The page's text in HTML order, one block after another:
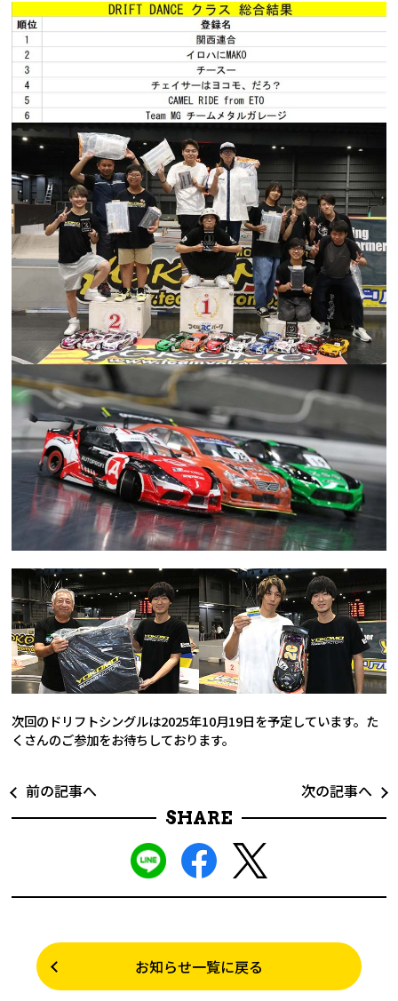
次回のドリフトシングルは2025年10月19日を予定しています。た
くさんのご参加をお待ちしております。
前の記事へ
次の記事へ
SHARE
お知らせ一覧に戻る